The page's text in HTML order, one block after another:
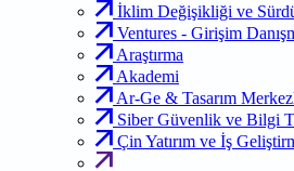
İklim Değişikliği ve
Ventures - Girişim
Araştırma
Akademi
Ar-Ge & Tasarım
Siber Güvenlik ve Bilgi
Çin Yatırım ve İş